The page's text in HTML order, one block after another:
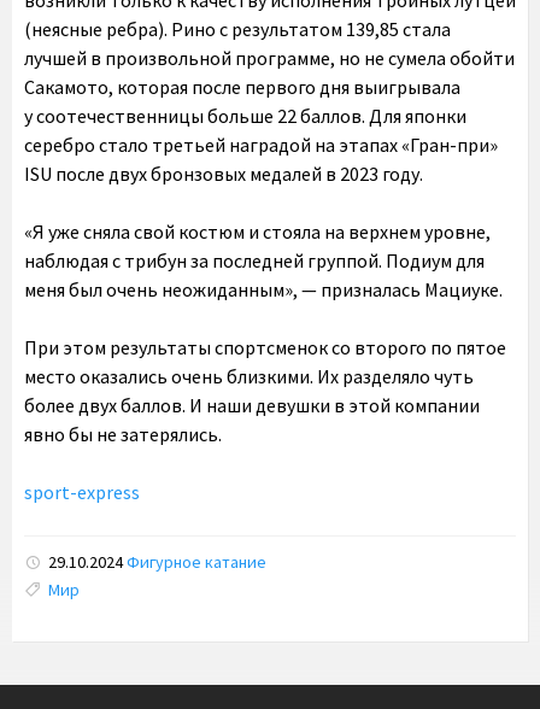
(неясные ребра). Рино с результатом 139,85 стала
лучшей в произвольной программе, но не сумела обойти
Сакамото, которая после первого дня выигрывала
у соотечественницы больше 22 баллов. Для японки
серебро стало третьей наградой на этапах «Гран-при»
ISU после двух бронзовых медалей в 2023 году.
«Я уже сняла свой костюм и стояла на верхнем уровне,
наблюдая с трибун за последней группой. Подиум для
меня был очень неожиданным», — призналась Мациуке.
При этом результаты спортсменок со второго по пятое
место оказались очень близкими. Их разделяло чуть
более двух баллов. И наши девушки в этой компании
явно бы не затерялись.
sport-express
29.10.2024Фигурное катание
Tags:
Мир